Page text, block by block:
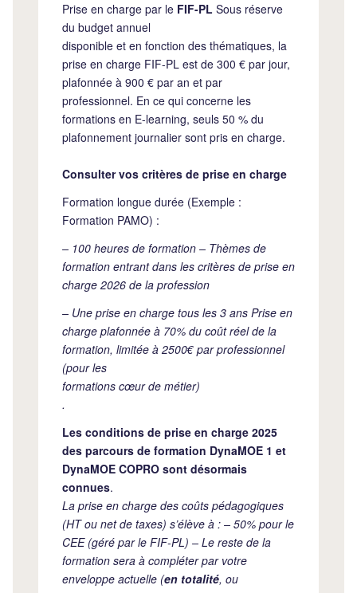
Prise en charge par le FIF-PL Sous réserve
du budget annuel
disponible et en fonction des thématiques, la
prise en charge FIF-PL est de 300 € par jour,
plafonnée à 900 € par an et par
professionnel. En ce qui concerne les
formations en E-learning, seuls 50 % du
plafonnement journalier sont pris en charge.
Consulter vos critères de prise en charge
Formation longue durée (Exemple :
Formation PAMO) :
– 100 heures de formation – Thèmes de
formation entrant dans les critères de prise en
charge 2026 de la profession
– Une prise en charge tous les 3 ans Prise en
charge plafonnée à 70% du coût réel de la
formation, limitée à 2500€ par professionnel
(pour les
formations cœur de métier)
.
Les conditions de prise en charge 2025
des parcours de formation DynaMOE 1 et
DynaMOE COPRO sont désormais
connues.
La prise en charge des coûts pédagogiques
(HT ou net de taxes) s’élève à : – 50% pour le
CEE (géré par le FIF-PL) – Le reste de la
formation sera à compléter par votre
enveloppe actuelle (en totalité, ou